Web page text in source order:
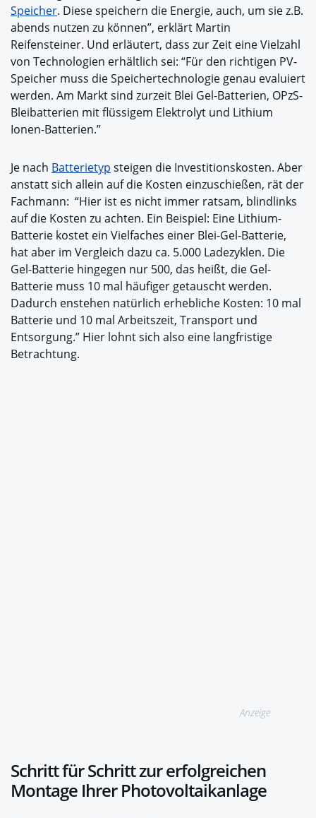
Speicher. Diese speichern die Energie, auch, um sie z.B.
abends nutzen zu können”, erklärt Martin
Reifensteiner. Und erläutert, dass zur Zeit eine Vielzahl
von Technologien erhältlich sei: “Für den richtigen PV-
Speicher muss die Speichertechnologie genau evaluiert
werden. Am Markt sind zurzeit Blei Gel-Batterien, OPzS-
Bleibatterien mit flüssigem Elektrolyt und Lithium
Ionen-Batterien.”
Je nach Batterietyp steigen die Investitionskosten. Aber
anstatt sich allein auf die Kosten einzuschießen, rät der
Fachmann: “Hier ist es nicht immer ratsam, blindlinks
auf die Kosten zu achten. Ein Beispiel: Eine Lithium-
Batterie kostet ein Vielfaches einer Blei-Gel-Batterie,
hat aber im Vergleich dazu ca. 5.000 Ladezyklen. Die
Gel-Batterie hingegen nur 500, das heißt, die Gel-
Batterie muss 10 mal häufiger getauscht werden.
Dadurch enstehen natürlich erhebliche Kosten: 10 mal
Batterie und 10 mal Arbeitszeit, Transport und
Entsorgung.” Hier lohnt sich also eine langfristige
Betrachtung.
Anzeige
Schritt für Schritt zur erfolgreichen
Montage Ihrer Photovoltaikanlage